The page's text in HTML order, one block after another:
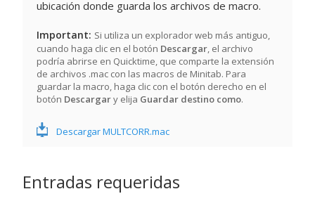
ubicación donde guarda los archivos de macro.
Important Si utiliza un explorador web más antiguo,
cuando haga clic en el botón Descargar, el archivo
podría abrirse en Quicktime, que comparte la extensión
de archivos .mac con las macros de Minitab. Para
guardar la macro, haga clic con el botón derecho en el
botón Descargary elija Guardar destino como.
Descargar MULTCORR.mac
Entradas requeridas